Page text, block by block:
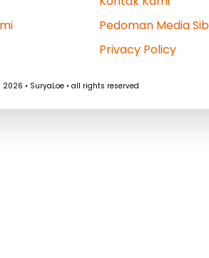
Pedoman Media
Privacy Policy
2026 • SuryaLoe • all rights reserved